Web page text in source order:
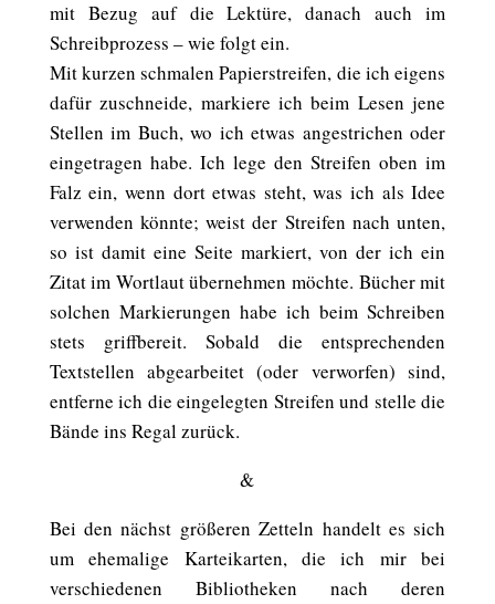
mit Bezug auf die Lektüre, danach auch im
Schreibprozess – wie folgt ein.
Mit kurzen schmalen Papierstreifen, die ich eigens
dafür zuschneide, markiere ich beim Lesen jene
Stellen im Buch, wo ich etwas angestrichen oder
eingetragen habe. Ich lege den Streifen oben im
Falz ein, wenn dort etwas steht, was ich als Idee
verwenden könnte; weist der Streifen nach unten,
so ist damit eine Seite markiert, von der ich ein
Zitat im Wortlaut übernehmen möchte. Bücher mit
solchen Markierungen habe ich beim Schreiben
stets griffbereit. Sobald die entsprechenden
Textstellen abgearbeitet (oder verworfen) sind,
entferne ich die eingelegten Streifen und stelle die
Bände ins Regal zurück.
&
Bei den nächst größeren Zetteln handelt es sich
um ehemalige Karteikarten, die ich mir bei
verschiedenen Bibliotheken nach deren